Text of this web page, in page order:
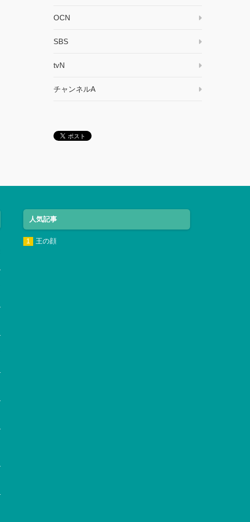
OCN
SBS
tvN
チャンネルA
人気記事
王の顔